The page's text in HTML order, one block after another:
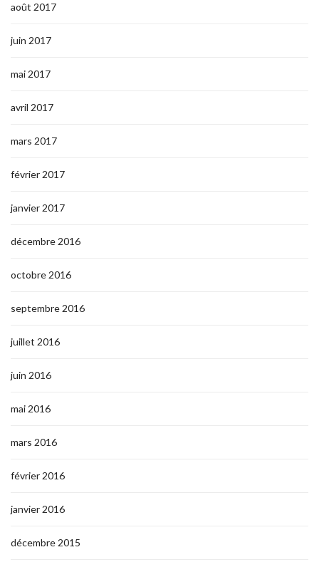
août 2017
juin 2017
mai 2017
avril 2017
mars 2017
février 2017
janvier 2017
décembre 2016
octobre 2016
septembre 2016
juillet 2016
juin 2016
mai 2016
mars 2016
février 2016
janvier 2016
décembre 2015